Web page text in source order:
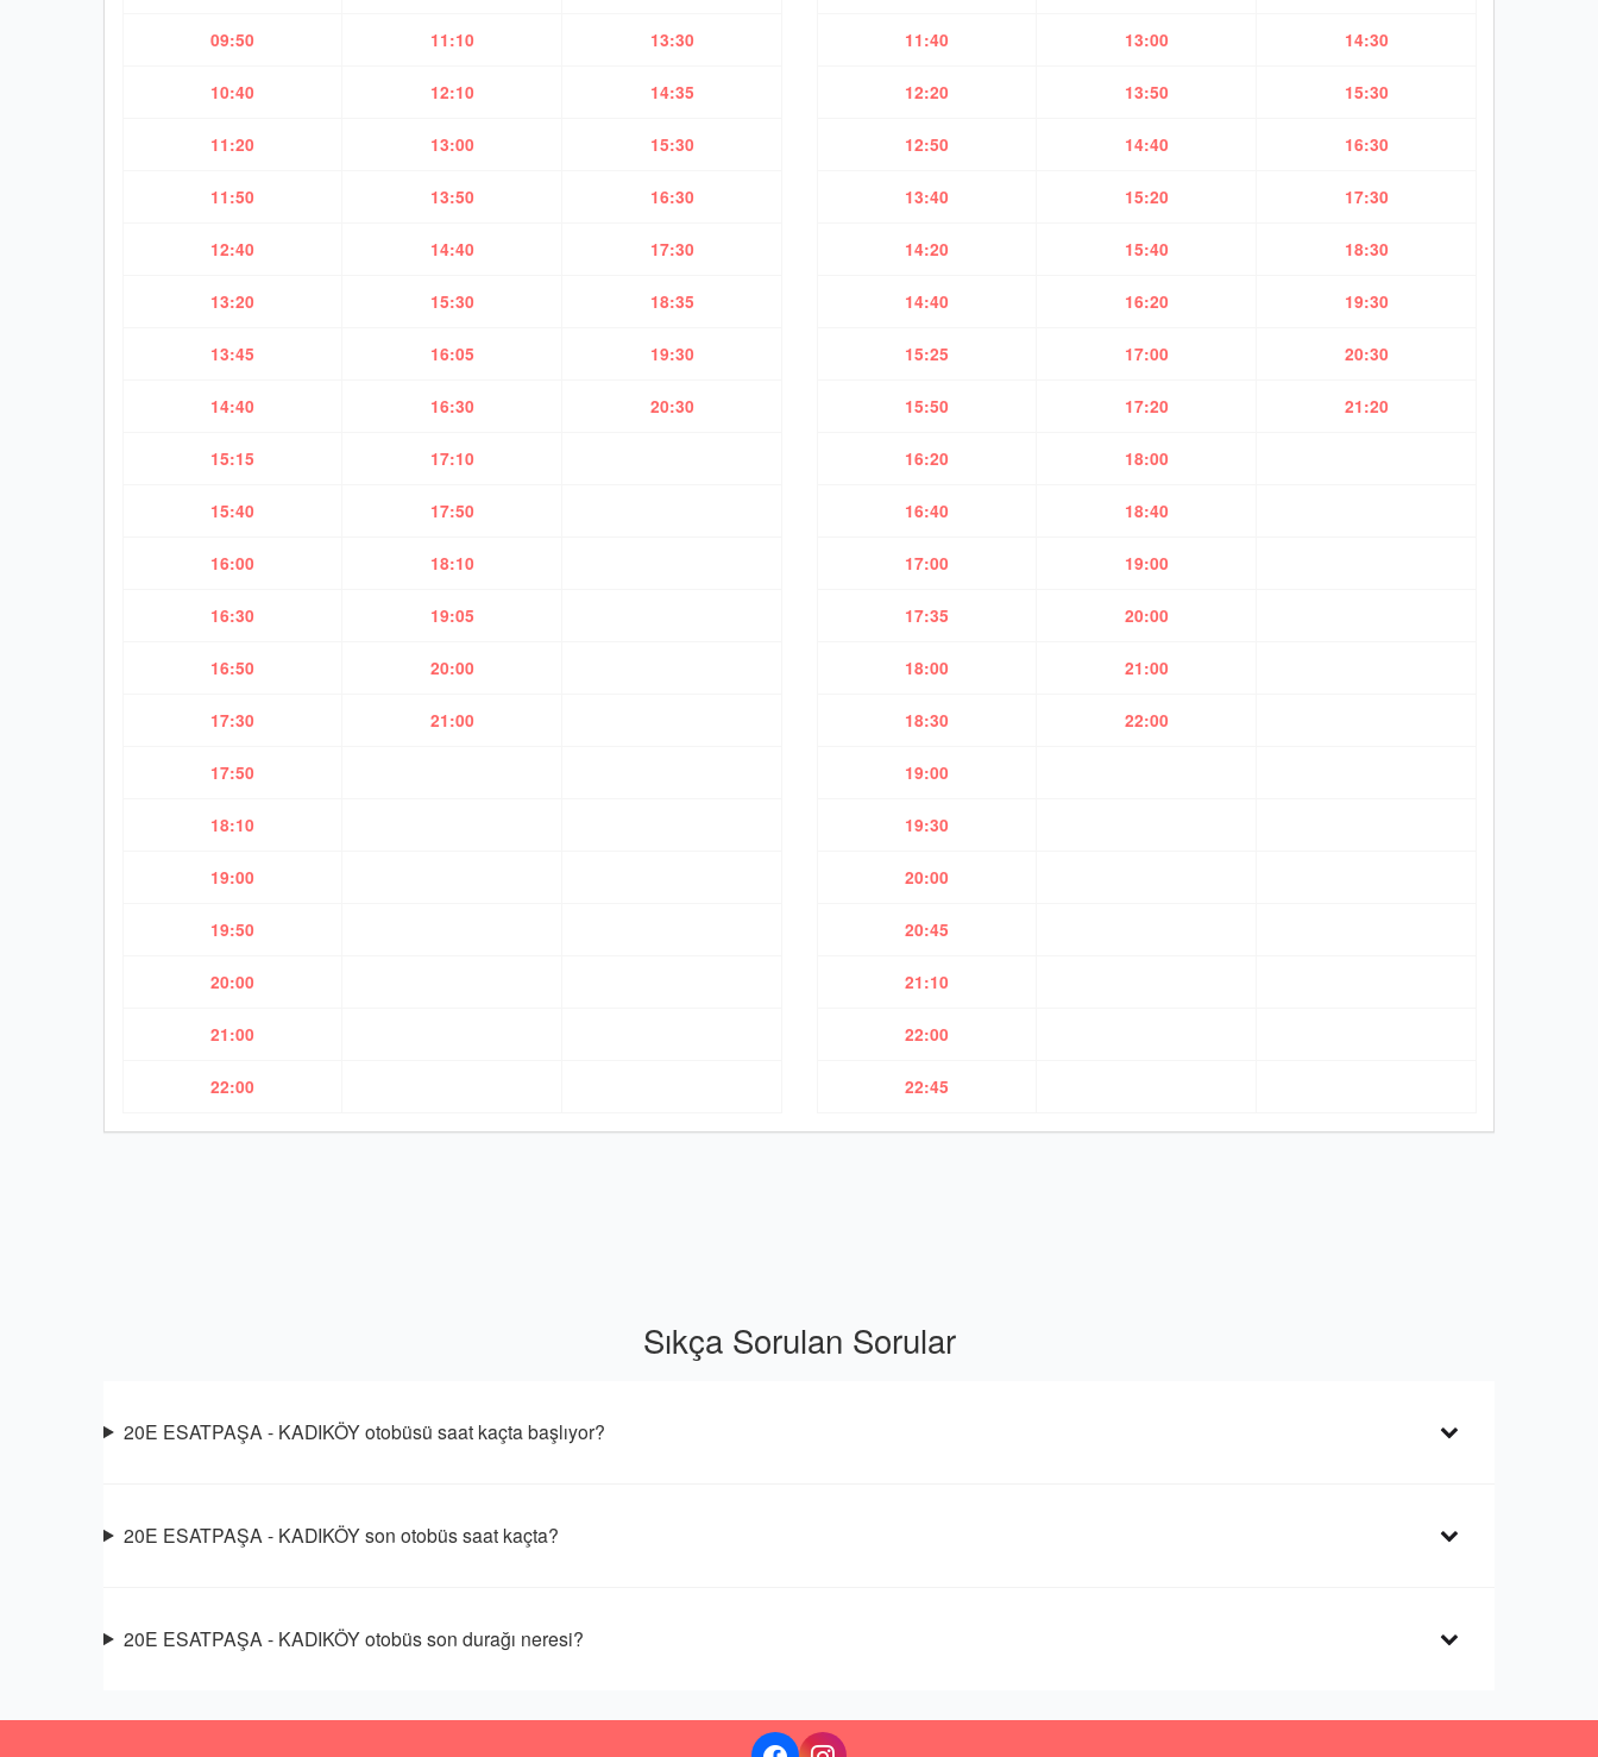
09:50 11:10 13:30
10:40 12:10 14:35
11:20 13:00 15:30
11:50 13:50 16:30
12:40 14:40 17:30
13:20 15:30 18:35
13:45 16:05 19:30
14:40 16:30 20:30
15:15 17:10
15:40 17:50
16:00 18:10
16:30 19:05
16:50 20:00
17:30 21:00
17:50
18:10
19:00
19:50
20:00
21:00
22:00
11:40 13:00 14:30
12:20 13:50 15:30
12:50 14:40 16:30
13:40 15:20 17:30
14:20 15:40 18:30
14:40 16:20 19:30
15:25 17:00 20:30
15:50 17:20 21:20
16:20 18:00
16:40 18:40
17:00 19:00
17:35 20:00
18:00 21:00
18:30 22:00
19:00
19:30
20:00
20:45
21:10
22:00
22:45
Sıkça Sorulan Sorular
20E ESATPAŞA - KADIKÖY otobüsü saat kaçta başlıyor?
20E ESATPAŞA - KADIKÖY son otobüs saat kaçta?
20E ESATPAŞA - KADIKÖY otobüs son durağı neresi?